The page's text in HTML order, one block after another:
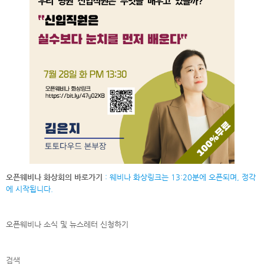
오픈웨비나 화상회의 바로가기
: 웨비나 화상링크는 13:20분에 오픈되며, 정각
에 시작됩니다.
오픈웨비나 소식 및 뉴스레터 신청하기
검색